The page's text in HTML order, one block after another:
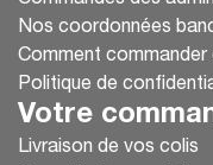
Nos coordonnées
Comment
Politique de
Votre
Livraison de vos colis